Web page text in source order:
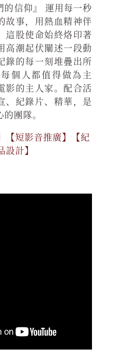
的信仰』 運用每一秒
故事，用熱血精神伴
這股使命始終烙印著
高潮起伏闡述一段動
錄的每一刻堆疊出所
個人都值得做為主
影的主人家。配合活
、紀錄片、精華，是
團隊。
【短影音推廣】【紀
設計】